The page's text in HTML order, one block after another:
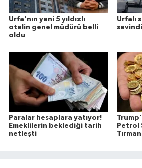
Urfa'nın yeni 5 yıldızlı
otelin genel müdürü belli
oldu
Urfalı
Paralar hesaplara yatıyor!
Emeklilerin beklediği tarih
netleşti
Petrol